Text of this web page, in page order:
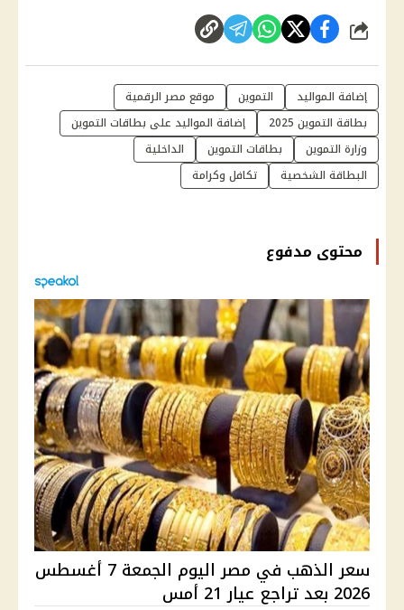
شارك
إضافة المواليد التموين
موقع مصر الرقمية
بطاقة التموين 2025
إضافة المواليد على بطاقات التموين
وزارة التموين
بطاقات التموين
الداخلية
البطاقة الشخصية
تكافل وكرامة
محتوى مدفوع
سعر الذهب في مصر اليوم الجمعة 7 أغسطس
2026 بعد تراجع عيار 21 أمس